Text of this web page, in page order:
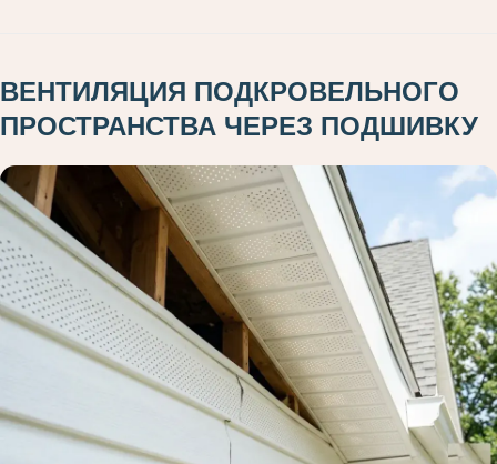
ВЕНТИЛЯЦИЯ ПОДКРОВЕЛЬНОГО
ПРОСТРАНСТВА ЧЕРЕЗ ПОДШИВКУ